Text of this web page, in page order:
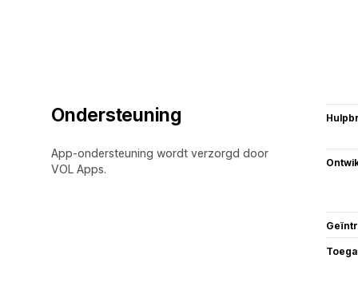
Ondersteuning
App-ondersteuning wordt verzorgd door
VOL Apps.